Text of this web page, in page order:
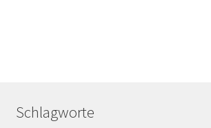
Schlagworte